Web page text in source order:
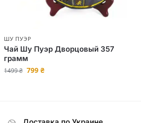
ШУ ПУЭР
Чай Шу Пуэр Дворцовый 357
грамм
1499₴ 799₴